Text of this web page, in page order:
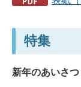
特集
新年のあいさつ